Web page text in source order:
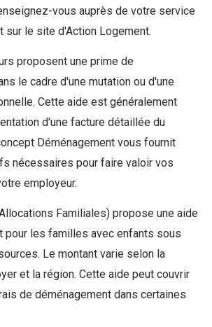
vous auprès de votre service
sur le site d'Action Logement.
proposent une prime de
le cadre d'une mutation ou d'une
Cette aide est généralement
d'une facture détaillée du
Déménagement vous fournit
nécessaires pour faire valoir vos
employeur.
Familiales) propose une aide
pour les familles avec enfants sous
Le montant varie selon la
et la région. Cette aide peut couvrir
de déménagement dans certaines